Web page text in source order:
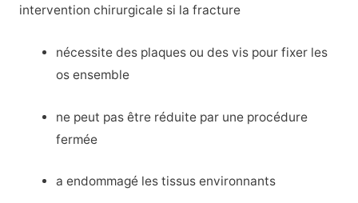
intervention chirurgicale si la fracture
nécessite des plaques ou des vis pour fixer les
os ensemble
ne peut pas être réduite par une procédure
fermée
a endommagé les tissus environnants